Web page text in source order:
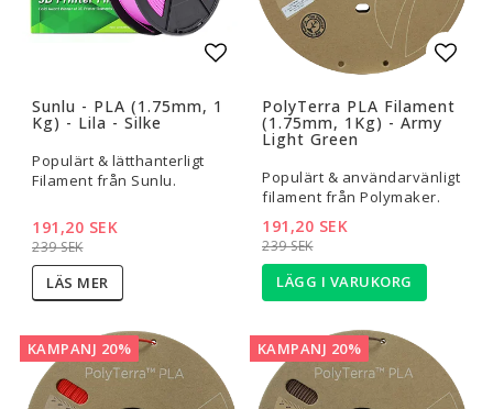
Sunlu - PLA (1.75mm, 1
Kg) - Lila - Silke
Populärt & lätthanterligt
Filament från Sunlu.
239 SEK
191,20 SEK
LÄS MER
PolyTerra PLA Filament
(1.75mm, 1Kg) - Army
Light Green
Populärt & användarvänligt
filament från Polymaker.
239 SEK
191,20 SEK
LÄGG I VARUKORG
KAMPANJ 20% KAMPANJ 20%